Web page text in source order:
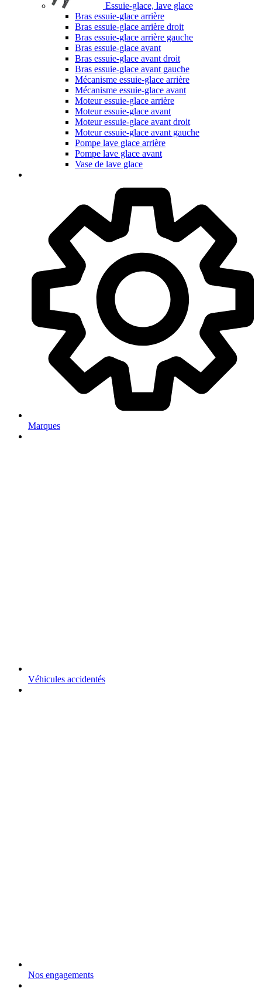
Essuie-glace, lave glace
Bras essuie-glace arrière
Bras essuie-glace arrière droit
Bras essuie-glace arrière gauche
Bras essuie-glace avant
Bras essuie-glace avant droit
Bras essuie-glace avant gauche
Mécanisme essuie-glace arrière
Mécanisme essuie-glace avant
Moteur essuie-glace arrière
Moteur essuie-glace avant
Moteur essuie-glace avant droit
Moteur essuie-glace avant gauche
Pompe lave glace arrière
Pompe lave glace avant
Vase de lave glace
Marques
Véhicules accidentés
Nos engagements